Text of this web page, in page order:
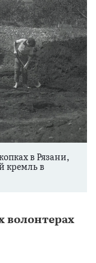
в Рязани,
кремль в
волонтерах